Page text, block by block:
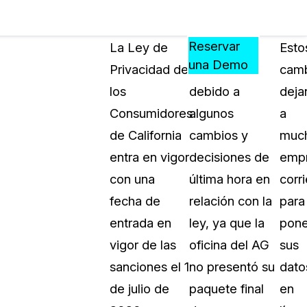
PreciosRecursos
APRENDA,
CONECTE
Y
CREZCA
CON
Preguntas Frecuentes
CaseGuard
Artículos
Redacte archivos de video con
algoritmo mejorado
Eventos
Reservar
una Demo
La Ley de
Privacidad de
los
Consumidores
de California
entra en vigor
con una
fecha de
entrada en
vigor de las
sanciones el 1
de julio de
Existe cierta
confusión
debido a
algunos
cambios y
decisiones de
última hora en
relación con la
ley, ya que la
oficina del AG
no presentó su
paquete final
a
para
sus
en